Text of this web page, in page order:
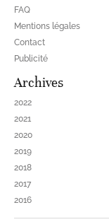
FAQ
Mentions légales
Contact
Publicité
Archives
2022
2021
2020
2019
2018
2017
2016